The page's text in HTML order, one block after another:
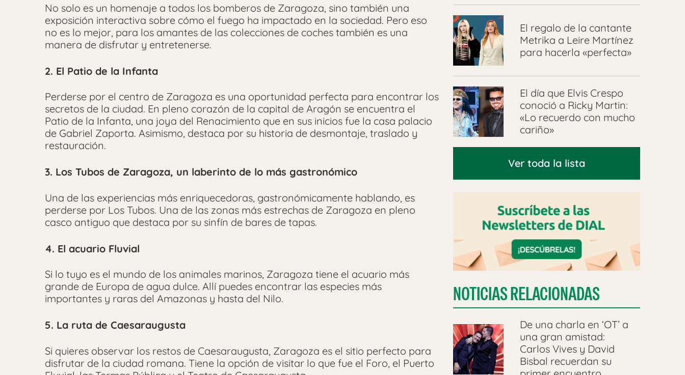
No solo es un homenaje a todos los bomberos de Zaragoza, sino también una
exposición interactiva sobre cómo el fuego ha impactado en la sociedad. Pero eso
no es lo mejor, para los amantes de las colecciones de coches también es una
manera de disfrutar y entretenerse.
2. El Patio de la Infanta
Perderse por el centro de Zaragoza es una oportunidad perfecta para encontrar los
secretos de la ciudad. En pleno corazón de la capital de Aragón se encuentra el
Patio de la Infanta, una joya del Renacimiento que en sus inicios fue la casa palacio
de Gabriel Zaporta. Asimismo, destaca por su historia de desmontaje, traslado y
restauración.
3. Los Tubos de Zaragoza, un laberinto de lo más gastronómico
Una de las experiencias más enriquecedoras, gastronómicamente hablando, es
perderse por Los Tubos. Una de las zonas más estrechas de Zaragoza en pleno
casco antiguo que destaca por su sinfín de bares de tapas.
4. El acuario Fluvial
Si lo tuyo es el mundo de los animales marinos, Zaragoza tiene el acuario más
grande de Europa de agua dulce. Allí puedes encontrar las especies más
importantes y raras del Amazonas y hasta del Nilo.
5. La ruta de Caesaraugusta
Si quieres observar los restos de Caesaraugusta, Zaragoza es el sitio perfecto para
disfrutar de la ciudad romana. Tiene la opción de visitar lo que fue el Foro, el Puerto
El regalo de la cantante
Metrika a Leire Martínez
para hacerla «perfecta»
El día que Elvis Crespo
conoció a Ricky Martin:
«Lo recuerdo con mucho
cariño»
Ver toda la lista
NOTICIAS RELACIONADAS
De una charla en ‘OT’ a
una gran amistad:
Carlos Vives y David
Bisbal recuerdan su